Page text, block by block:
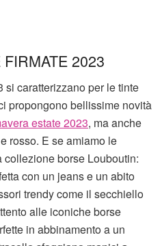
2023
si caratterizzano per le tinte
propongono bellissime novità
estate 2023, ma anche
rosso. E se amiamo le
collezione borse Louboutin:
con un jeans e un abito
trendy come il secchiello
alle iconiche borse
in abbinamento a un